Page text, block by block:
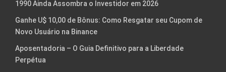
1990 Ainda Assombra o Investidor em 2026
Ganhe U$ 10,00 de Bônus: Como Resgatar seu Cupom de
Novo Usuário na Binance
Aposentadoria – O Guia Definitivo para a Liberdade
Perpétua